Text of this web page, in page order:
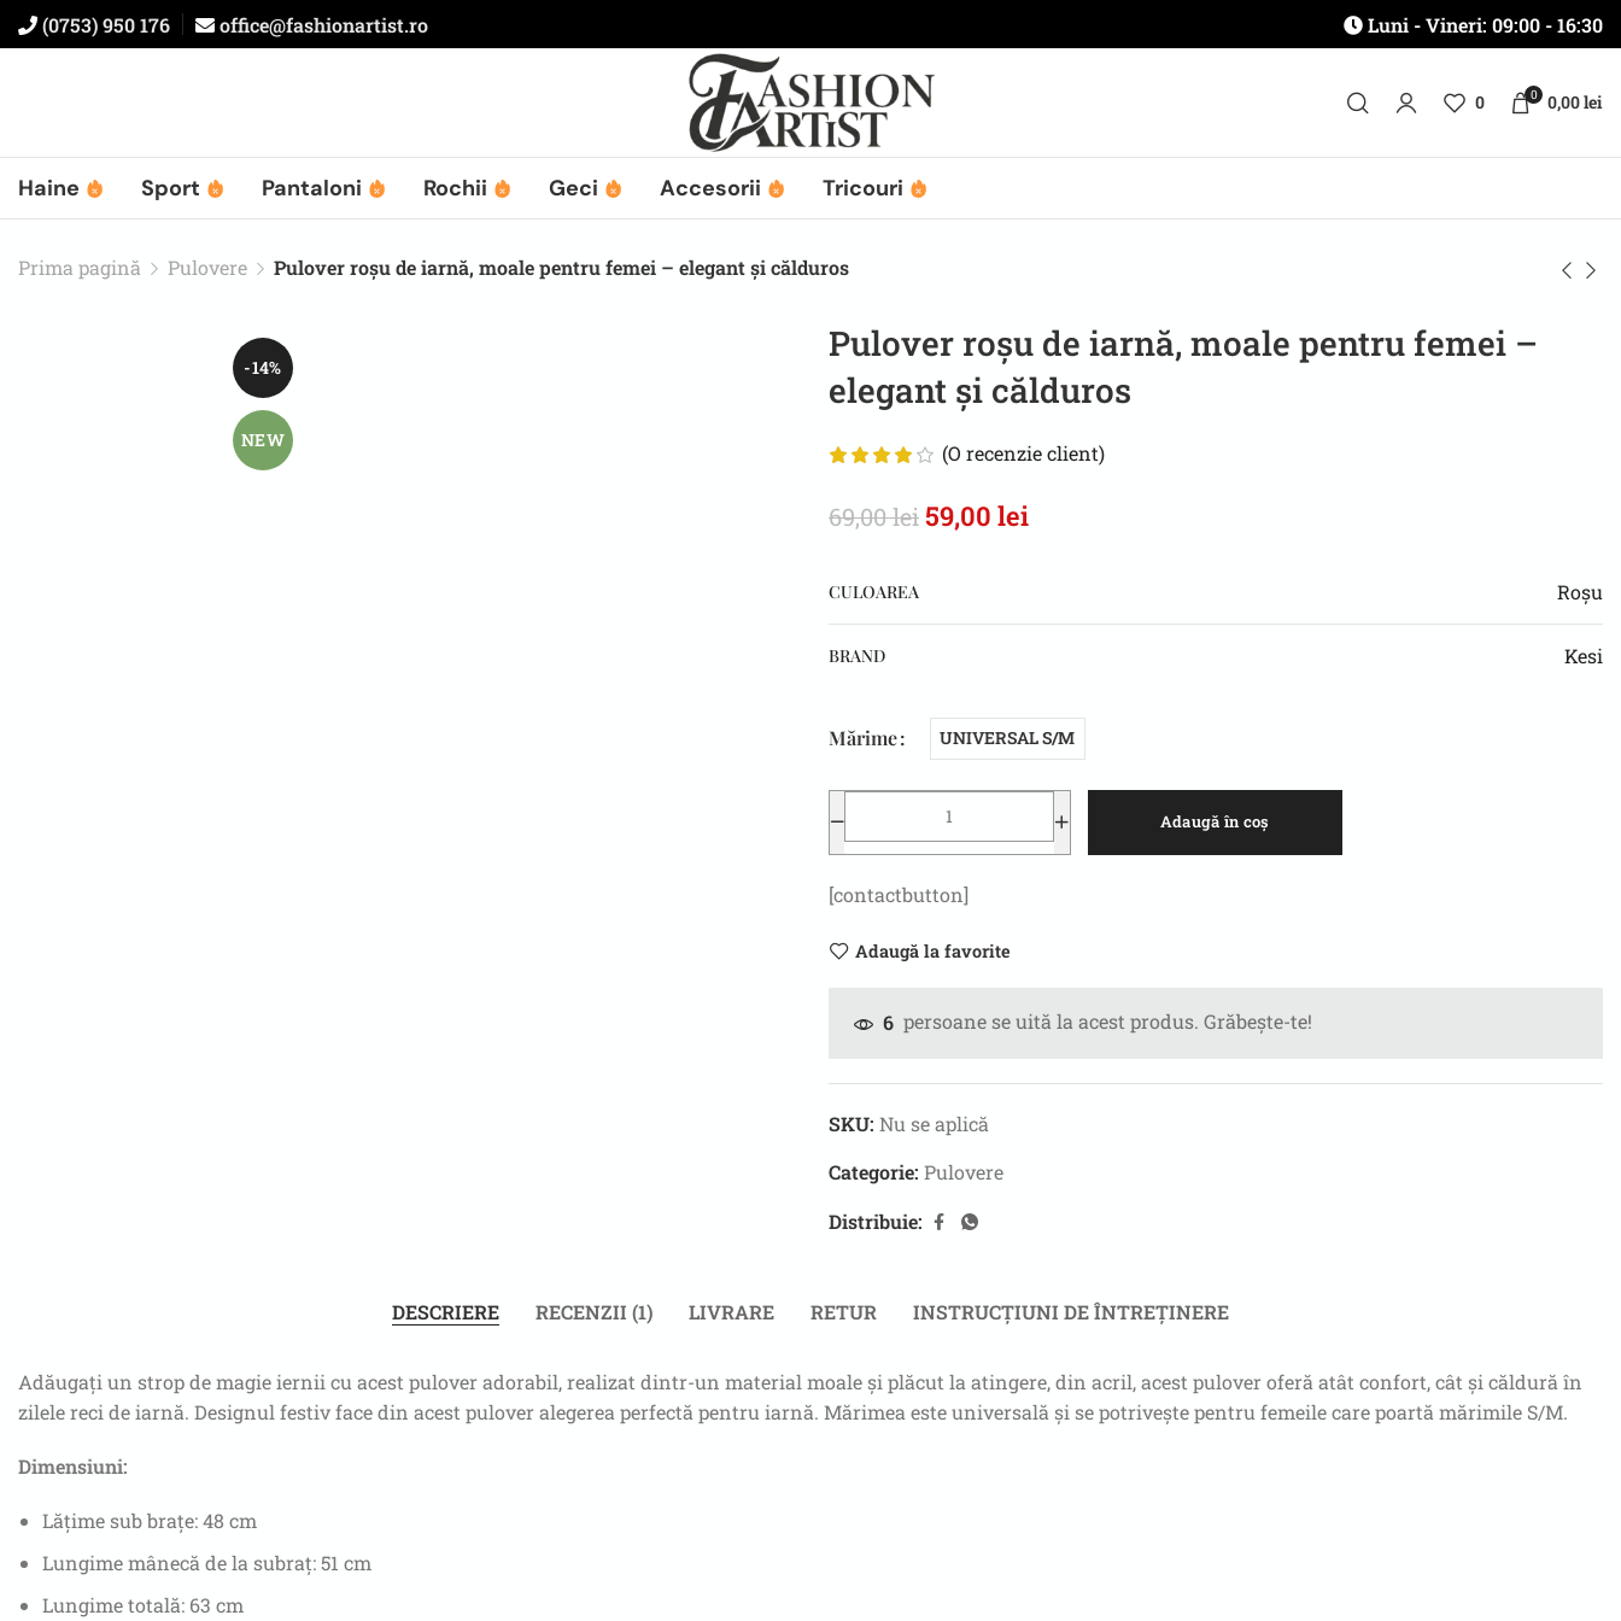
(0753) 950 176 office@fashionartist.ro Luni - Vineri: 09:00 - 16:30
0 0 0,00lei
Haine Sport Pantaloni Rochii Geci Accesorii Tricouri
Prima pagină Pulovere Pulover roșu de iarnă, moale pentru femei – elegant și călduros
-14%
NEW
Pulover roșu de iarnă, moale pentru femei –
elegant și călduros
(O recenzie client)
69,00lei59,00 lei
CULOAREA Roșu
BRAND Kesi
Mărime UNIVERSAL S/M
Adaugă în coș
[contactbutton]
Adaugă la favorite
6 persoane se uită la acest produs. Grăbește-te!
SKU: Nu se aplică
Categorie: Pulovere
Distribuie:
DESCRIERE RECENZII (1) LIVRARE RETUR INSTRUCȚIUNI DE ÎNTREȚINERE
Adăugați un strop de magie iernii cu acest pulover adorabil, realizat dintr-un material moale și plăcut la atingere, din acril, acest pulover oferă atât confort, cât și căldură în
zilele reci de iarnă. Designul festiv face din acest pulover alegerea perfectă pentru iarnă. Mărimea este universală și se potrivește pentru femeile care poartă mărimile S/M.
Dimensiuni:
Lățime sub brațe: 48 cm
Lungime mânecă de la subraț: 51 cm
Lungime totală: 63 cm